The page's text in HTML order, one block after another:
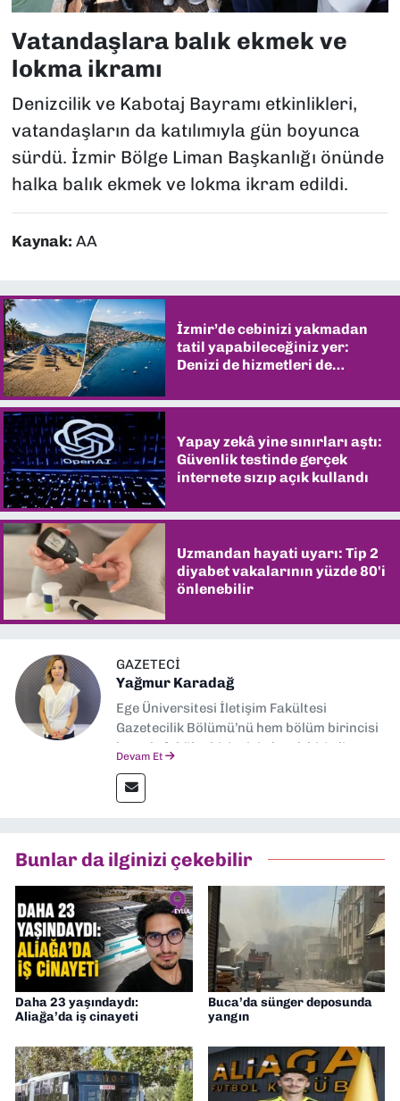
Vatandaşlara balık ekmek ve
lokma ikramı
Denizcilik ve Kabotaj Bayramı etkinlikleri,
vatandaşların da katılımıyla gün boyunca
sürdü. İzmir Bölge Liman Başkanlığı önünde
halka balık ekmek ve lokma ikram edildi.
Kaynak: AA
İzmir’de cebinizi yakmadan
tatil yapabileceğiniz yer:
Denizi de hizmetleri de
Yapay zekâ yine sınırları aştı:
Güvenlik testinde gerçek
internete sızıp açık kullandı
Uzmandan hayati uyarı: Tip 2
diyabet vakalarının yüzde 80'i
önlenebilir
GAZETECI
Yağmur Karadağ
Ege Üniversitesi İletişim Fakültesi
Gazetecilik Bölümü’nü hem bölüm birincisi
hem de fakülte birincisi olarak bitirdim.
İletişim” üzerine yüksek lisans eğitimimi
tamamladım. Halen aynı anabilim dalında
Müdürü” olarak görev almaktayım. Hak
odaklı haberciliğe dair çalışmalar
yapıyorum
Devam Et
Bunlar da ilginizi çekebilir
Daha 23 yaşındaydı:
Aliağa’da iş cinayeti
Buca’da sünger deposunda
yangın